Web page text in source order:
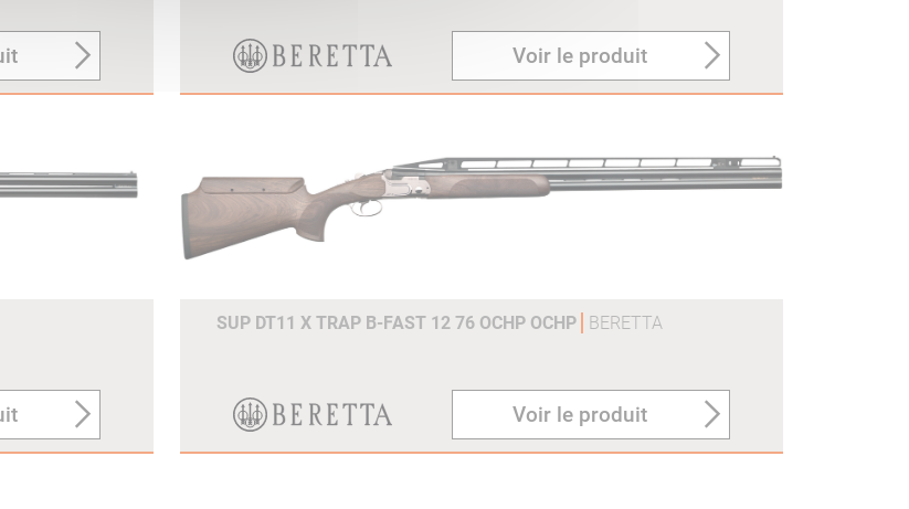
Voir le produit
SUP DT11 X TRAP B-FAST 12 76 OCHP OCHP BERETTA
Voir le produit